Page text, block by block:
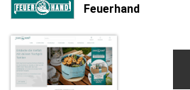
Feuerhand